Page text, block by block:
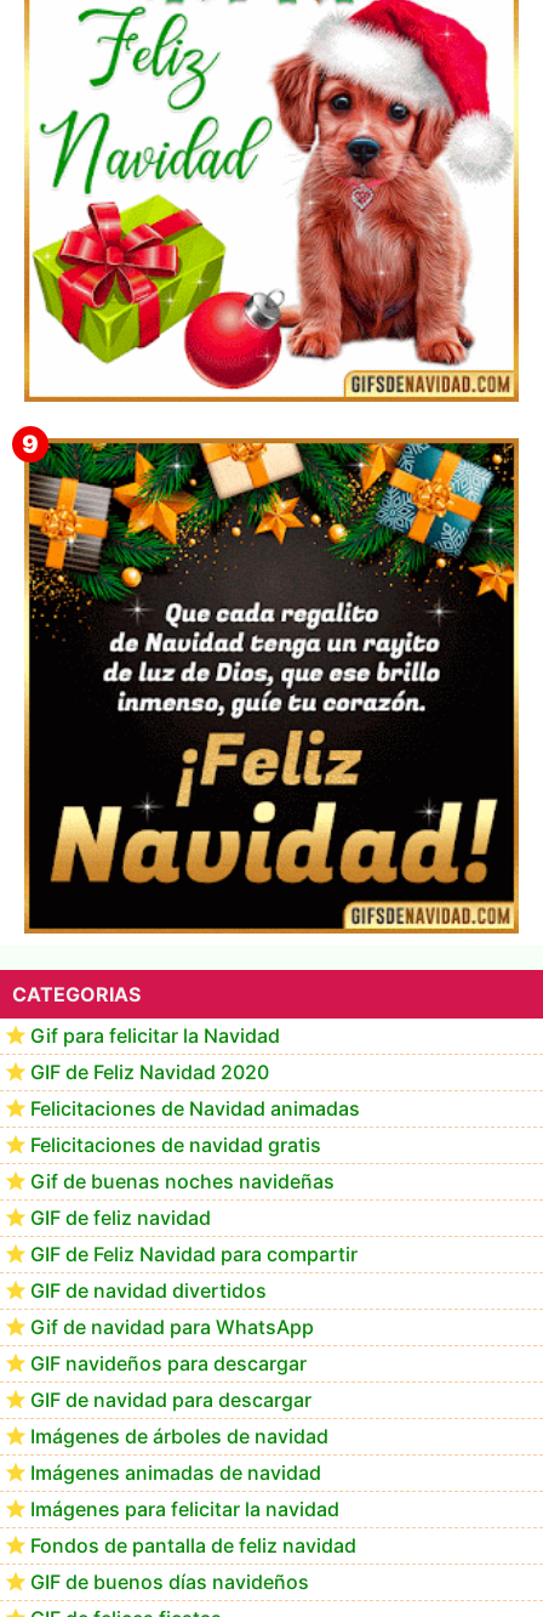
Te deseo una Feliz Navidad Marlene
▷ Los Mejores Fondos de pantalla de feliz navidad
2022 📖
▷GIF de Feliz Navidad 2025【❤️】
CATEGORIAS
Gif para felicitar la Navidad
GIF de Feliz Navidad 2020
Felicitaciones de Navidad animadas
Felicitaciones de navidad gratis
Gif de buenas noches navideñas
GIF de feliz navidad
GIF de Feliz Navidad para compartir
GIF de navidad divertidos
Gif de navidad para WhatsApp
GIF navideños para descargar
GIF de navidad para descargar
Imágenes de árboles de navidad
Imágenes animadas de navidad
Imágenes para felicitar la navidad
Fondos de pantalla de feliz navidad
GIF de buenos días navideños